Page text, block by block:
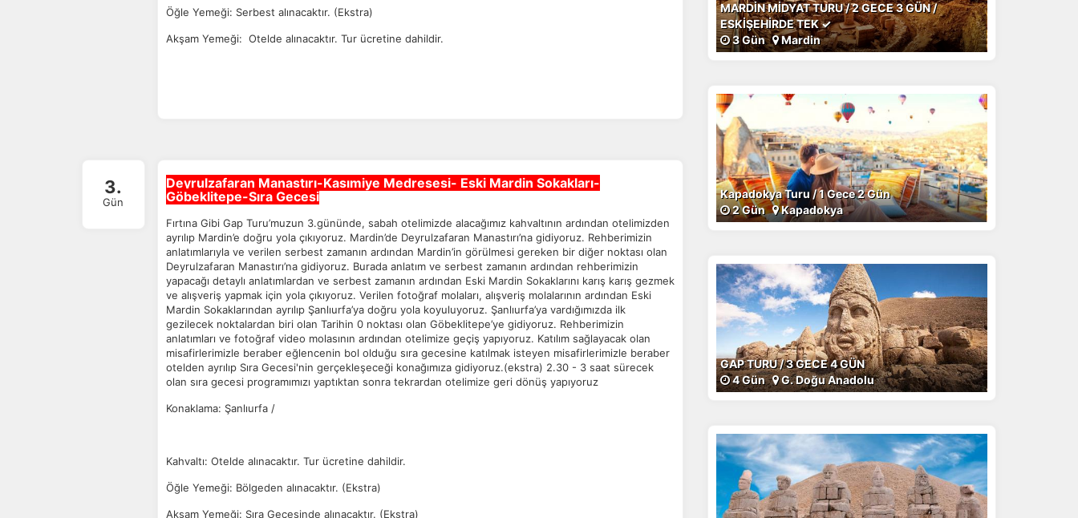
Öğle Yemeği: Serbest alınacaktır. (Ekstra)
Akşam Yemeği: Otelde alınacaktır. Tur ücretine dahildir.
3.
Gün
Deyrulzafaran Manastırı-Kasımiye Medresesi- Eski Mardin Sokakları-
Göbeklitepe-Sıra Gecesi
Fırtına Gibi Gap Turu’muzun 3.gününde, sabah otelimizde alacağımız kahvaltının ardından otelimizden
ayrılıp Mardin’e doğru yola çıkıyoruz. Mardin’de Deyrulzafaran Manastırı’na gidiyoruz. Rehberimizin
anlatımlarıyla ve verilen serbest zamanın ardından Mardin’in görülmesi gereken bir diğer noktası olan
Deyrulzafaran Manastırı’na gidiyoruz. Burada anlatım ve serbest zamanın ardından rehberimizin
yapacağı detaylı anlatımlardan ve serbest zamanın ardından Eski Mardin Sokaklarını karış karış gezmek
ve alışveriş yapmak için yola çıkıyoruz. Verilen fotoğraf molaları, alışveriş molalarının ardından Eski
Mardin Sokaklarından ayrılıp Şanlıurfa’ya doğru yola koyuluyoruz. Şanlıurfa’ya vardığımızda ilk
gezilecek noktalardan biri olan Tarihin 0 noktası olan Göbeklitepe’ye gidiyoruz. Rehberimizin
anlatımları ve fotoğraf video molasının ardından otelimize geçiş yapıyoruz. Katılım sağlayacak olan
misafirlerimizle beraber eğlencenin bol olduğu sıra gecesine katılmak isteyen misafirlerimizle beraber
otelden ayrılıp Sıra Gecesi'nin gerçekleşeceği konağımıza gidiyoruz.(ekstra) 2.30 - 3 saat sürecek
olan sıra gecesi programımızı yaptıktan sonra tekrardan otelimize geri dönüş yapıyoruz
Konaklama: Şanlıurfa /
Kahvaltı: Otelde alınacaktır. Tur ücretine dahildir.
Öğle Yemeği: Bölgeden alınacaktır. (Ekstra)
Akşam Yemeği: Sıra Gecesinde alınacaktır. (Ekstra)
MARDİN MİDYAT TURU / 2 GECE 3 GÜN /
ESKİŞEHİRDE TEK ✓
3 Gün Mardin
Kapadokya Turu / 1 Gece 2 Gün
2 Gün Kapadokya
GAP TURU / 3 GECE 4 GÜN
4 Gün G. Doğu Anadolu